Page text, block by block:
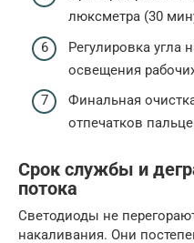
люксметра (30
Регулировка угла
освещения
Финальная
отпечатков
Срок службы и
потока
Светодиоды не
накаливания. Они